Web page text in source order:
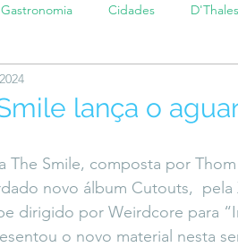
Gastronomia Cidades D'Thales
Direito
lança o
The Smile, composta por
novo álbum Cutouts,
dirigido por Weirdcore para
o novo material nesta